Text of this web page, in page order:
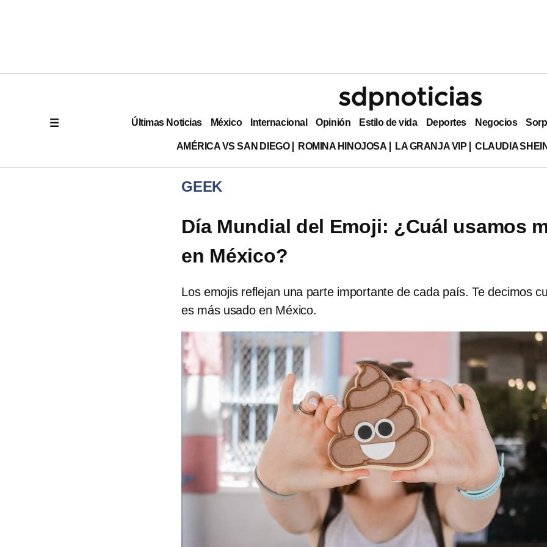
Últimas Noticias México Internacional Opinión Estilo de vida Deportes Negocios
AMÉRICA VS SAN DIEGO ROMINA HINOJOSA LA GRANJA VIP CLAUDIA
GEEK
Día Mundial del Emoji: ¿Cuál usamos
en México?
Los emojis reflejan una parte importante de cada país. Te decimos
es más usado en México.